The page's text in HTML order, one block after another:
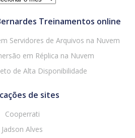
Treinamentos online
Servidores de Arquivos na Nuvem
em Réplica na Nuvem
de Alta Disponibilidade
de sites
Cooperrati
Jadson Alves